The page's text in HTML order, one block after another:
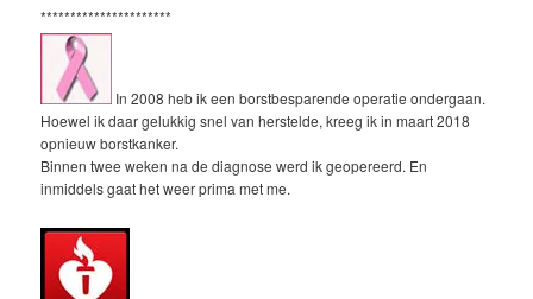
**********************
In 2008 heb ik een borstbesparende operatie ondergaan.
Hoewel ik daar gelukkig snel van herstelde, kreeg ik in maart 2018
opnieuw borstkanker.
Binnen twee weken na de diagnose werd ik geopereerd. En
inmiddels gaat het weer prima met me.